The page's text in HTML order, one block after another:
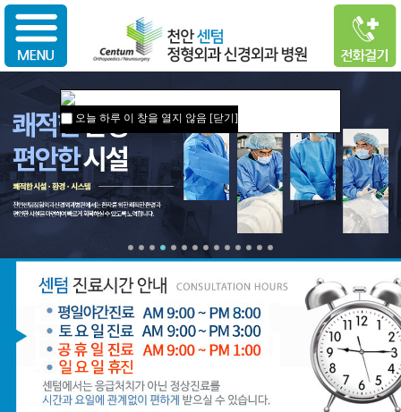
오늘 하루 이 창을 열지 않음 [닫기]